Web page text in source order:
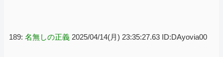
189: 名無しの正義 2025/04/14(月) 23:35:27.63 ID:DAyovia00